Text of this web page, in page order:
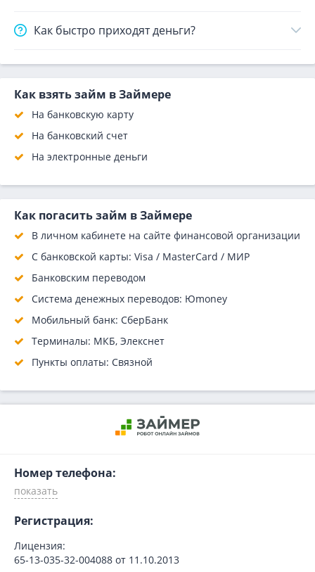
Как быстро приходят деньги?
Как взять займ в Займере
На банковскую карту
На банковский счет
На электронные деньги
Как погасить займ в Займере
В личном кабинете на сайте финансовой организации
С банковской карты: Visa / MasterCard / МИР
Банковским переводом
Система денежных переводов: Юmoney
Мобильный банк: СберБанк
Терминалы: МКБ, Элекснет
Пункты оплаты: Связной
Номер телефона:
Регистрация:
Лицензия:
65-13-035-32-004088 от 11.10.2013